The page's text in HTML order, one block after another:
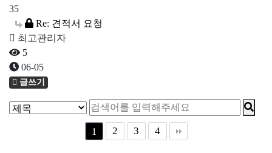
35
Re: 견적서 요청
최고관리자
5
06-05
글쓰기
1 2 3 4